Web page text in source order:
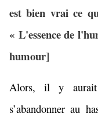
est bien vrai ce
« L'essence de l'
humour]
Alors, il y
s’abandonner au